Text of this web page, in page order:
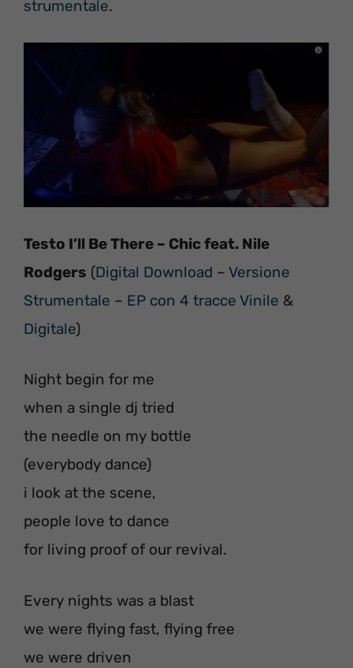
strumentale.
Testo I’ll Be There – Chic feat. Nile
Rodgers (Digital Download – Versione
Strumentale – EP con 4 tracce Vinile &
Digitale)
Night begin for me
when a single dj tried
the needle on my bottle
(everybody dance)
i look at the scene,
people love to dance
for living proof of our revival.
Every nights was a blast
we were flying fast, flying free
we were driven